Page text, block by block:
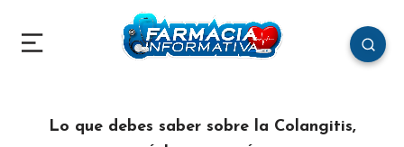
Lo que debes saber sobre la Colangitis,